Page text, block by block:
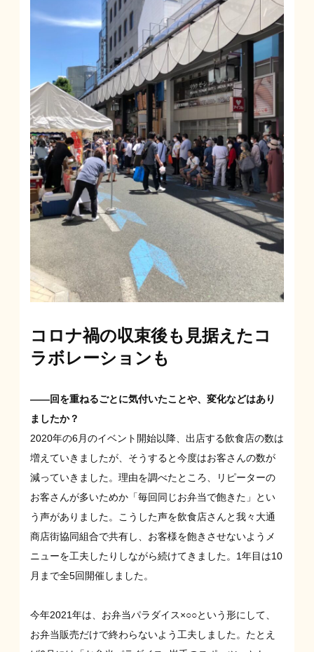
コロナ禍の収束後も見据えたコ
ラボレーションも
――回を重ねるごとに気付いたことや、変化などはあり
ましたか？
2020年の6月のイベント開始以降、出店する飲食店の数は
増えていきましたが、そうすると今度はお客さんの数が
減っていきました。理由を調べたところ、リピーターの
お客さんが多いためか「毎回同じお弁当で飽きた」とい
う声がありました。こうした声を飲食店さんと我々大通
商店街協同組合で共有し、お客様を飽きさせないようメ
ニューを工夫したりしながら続けてきました。1年目は10
月まで全5回開催しました。
今年2021年は、お弁当パラダイス×○○という形にして、
お弁当販売だけで終わらないよう工夫しました。たとえ